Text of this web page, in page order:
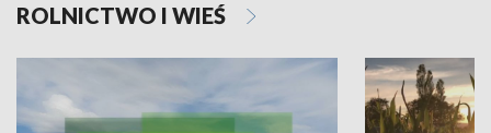
ROLNICTWO I WIEŚ